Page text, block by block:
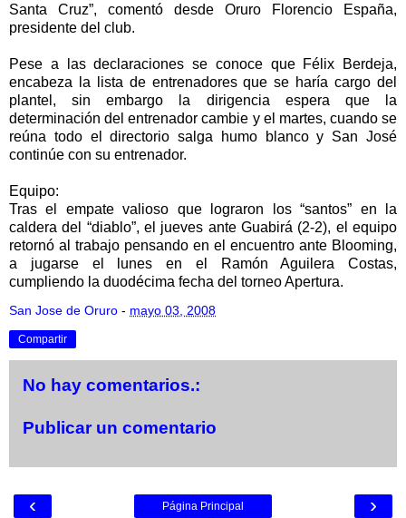
Santa Cruz”, comentó desde Oruro Florencio España,
presidente del club.
Pese a las declaraciones se conoce que Félix Berdeja,
encabeza la lista de entrenadores que se haría cargo del
plantel, sin embargo la dirigencia espera que la
determinación del entrenador cambie y el martes, cuando se
reúna todo el directorio salga humo blanco y San José
continúe con su entrenador.
Equipo:
Tras el empate valioso que lograron los “santos” en la
caldera del “diablo”, el jueves ante Guabirá (2-2), el equipo
retornó al trabajo pensando en el encuentro ante Blooming,
a jugarse el lunes en el Ramón Aguilera Costas,
cumpliendo la duodécima fecha del torneo Apertura.
San Jose de Oruro - mayo 03, 2008
Compartir
No hay comentarios.:
Publicar un comentario
‹ ›
Página Principal